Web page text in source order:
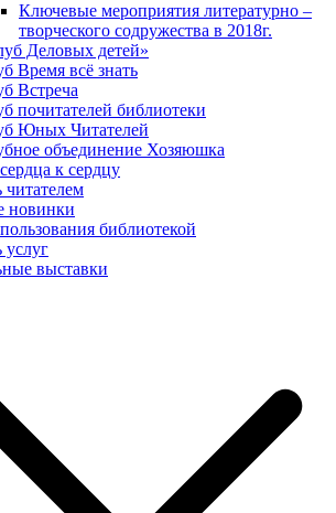
Ключевые мероприятия литературно –
творческого содружества в 2018г.
Деловых детей»
Время всё знать
Встреча
почитателей библиотеки
Юных Читателей
объединение Хозяюшка
к сердцу
читателем
новинки
библиотекой
услуг
выставки